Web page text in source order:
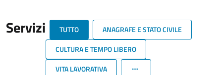
Servizi TUTTO
ANAGRAFE E STATO CIVILE
CULTURA E TEMPO LIBERO
VITA LAVORATIVA